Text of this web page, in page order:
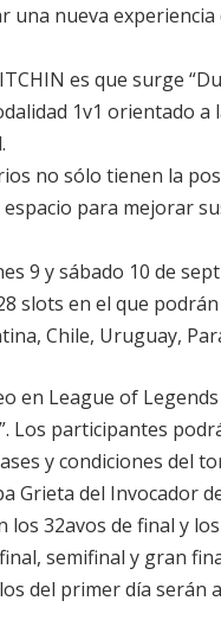
nueva
es que surge
1v1 orientado a
no sólo tienen la
para mejorar
9 y sábado 10 de
slots en el que
Chile, Uruguay,
en League of
Los participantes
y condiciones del
Grieta del Invocador
32avos de final y
semifinal y gran
del primer día serán